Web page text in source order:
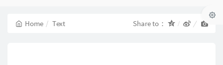
Home Text Share to：